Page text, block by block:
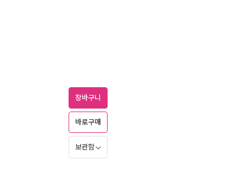
장바구니
바로구매
보관함